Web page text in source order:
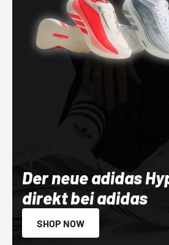
Der neue adidas
direkt bei adidas
SHOP NOW